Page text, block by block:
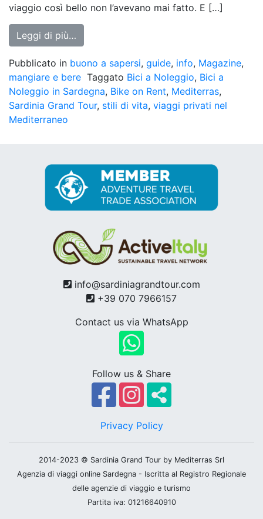
viaggio così bello non l’avevano mai fatto. E […]
Leggi di più…
Pubblicato in buono a sapersi, guide, info, Magazine,
mangiare e bere Taggato Bici a Noleggio, Bici a
Noleggio in Sardegna, Bike on Rent, Mediterras,
Sardinia Grand Tour, stili di vita, viaggi privati nel
Mediterraneo
info@sardiniagrandtour.com
+39 070 7966157
Contact us via WhatsApp
Follow us & Share
Privacy Policy
2014-2023 © Sardinia Grand Tour by Mediterras Srl
Agenzia di viaggi online Sardegna - Iscritta al Registro Regionale
delle agenzie di viaggio e turismo
Partita iva: 01216640910